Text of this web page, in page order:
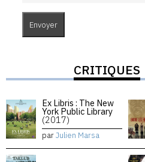
CRITIQUES
Ex Libris : The New
York Public Library
(2017)
parJulien Marsa